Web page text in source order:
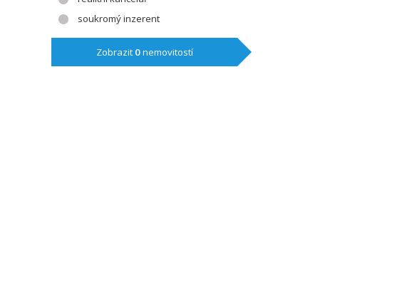
soukromý inzerent
Zobrazit 0nemovitostí